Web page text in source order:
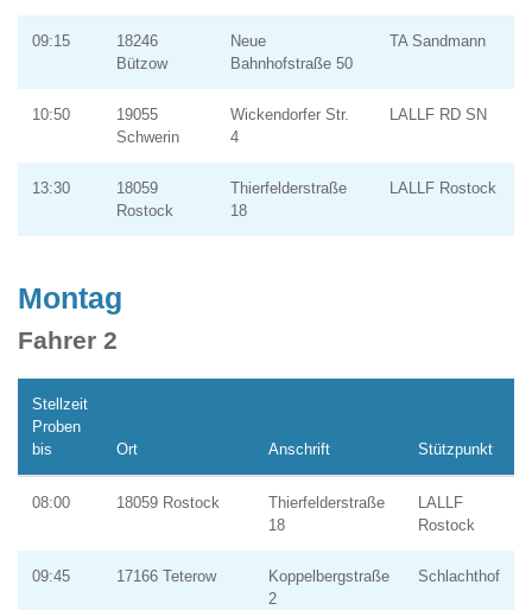
09:15
18246
Bützow
Neue
Bahnhofstraße 50
TA Sandmann
10:50
19055
Schwerin
Wickendorfer Str.
4
LALLF RD SN
13:30
18059
Rostock
Thierfelderstraße
18
LALLF Rostock
Montag
Fahrer 2
Stellzeit
Proben
bis
Ort Anschrift Stützpunkt
08:00 18059 Rostock
Thierfelderstraße
18
LALLF
Rostock
09:45 17166 Teterow
Koppelbergstraße
2
Schlachthof